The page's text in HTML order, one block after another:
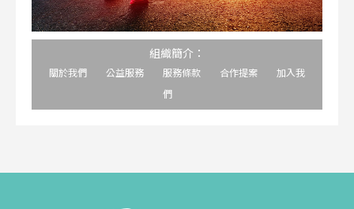
組織簡介：
關於我們 公益服務 服務條款 合作提案
加入我
們